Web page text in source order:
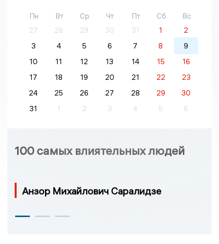
Пн Вт Ср Чт Пт Сб
Вс
27
28 29 30 31 1
2
3
4 5 6 7 8
9
10
11 12 13 14 15
16
17
18 19 20 21 22
23
24
25 26 27 28 29
30
31
1 2 3 4 5 6
100 самых влиятельных людей
Анзор Михайлович Саралидзе